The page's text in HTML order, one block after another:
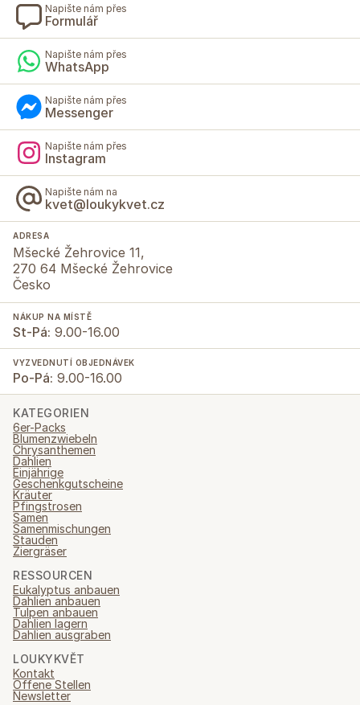
Napište nám přes
Formulář
Napište nám přes
WhatsApp
Napište nám přes
Messenger
Napište nám přes
Instagram
Napište nám na
kvet@loukykvet.cz
ADRESA
Mšecké Žehrovice 11,
270 64 Mšecké Žehrovice
Česko
NÁKUP NA MÍSTĚ
St-Pá: 9.00-16.00
VYZVEDNUTÍ OBJEDNÁVEK
Po-Pá: 9.00-16.00
KATEGORIEN
6er-Packs
Blumenzwiebeln
Chrysanthemen
Dahlien
Einjährige
Geschenkgutscheine
Kräuter
Pfingstrosen
Samen
Samenmischungen
Stauden
Ziergräser
RESSOURCEN
Eukalyptus anbauen
Dahlien anbauen
Tulpen anbauen
Dahlien lagern
Dahlien ausgraben
LOUKYKVĚT
Kontakt
Offene Stellen
Newsletter